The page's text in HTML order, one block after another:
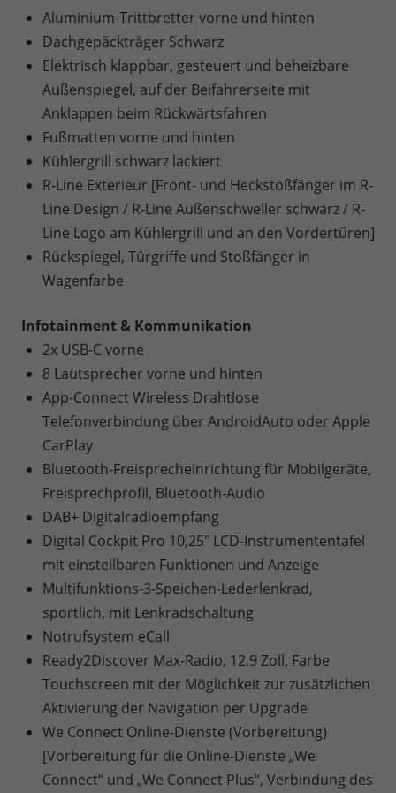
Aluminium-Trittbretter vorne und hinten
Dachgepäckträger Schwarz
Elektrisch klappbar, gesteuert und beheizbare
Außenspiegel, auf der Beifahrerseite mit
Anklappen beim Rückwärtsfahren
Fußmatten vorne und hinten
Kühlergrill schwarz lackiert
R-Line Exterieur [Front- und Heckstoßfänger im R-
Line Design / R-Line Außenschweller schwarz / R-
Line Logo am Kühlergrill und an den Vordertüren]
Rückspiegel, Türgriffe und Stoßfänger in
Wagenfarbe
Infotainment & Kommunikation
2x USB-C vorne
8 Lautsprecher vorne und hinten
App-Connect Wireless Drahtlose
Telefonverbindung über AndroidAuto oder Apple
CarPlay
Bluetooth-Freisprecheinrichtung für Mobilgeräte,
Freisprechprofil, Bluetooth-Audio
DAB+ Digitalradioempfang
Digital Cockpit Pro 10,25" LCD-Instrumententafel
mit einstellbaren Funktionen und Anzeige
Multifunktions-3-Speichen-Lederlenkrad,
sportlich, mit Lenkradschaltung
Notrufsystem eCall
Ready2Discover Max-Radio, 12,9 Zoll, Farbe
Touchscreen mit der Möglichkeit zur zusätzlichen
Aktivierung der Navigation per Upgrade
We Connect Online-Dienste (Vorbereitung)
[Vorbereitung für die Online-Dienste „We
Connect“ und „We Connect Plus“, Verbindung des